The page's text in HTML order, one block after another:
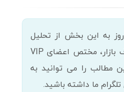
به این بخش از تحلیل
های 300 سهم معروف بازار، مختص اعضای VIP
مطالب را می توانید به
ما داشته باشید.